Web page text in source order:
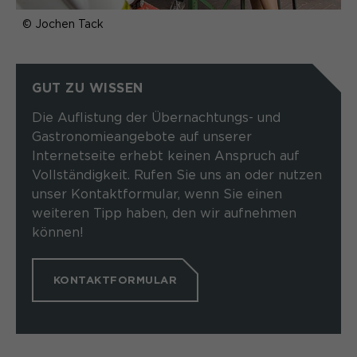
© Jochen Tack
GUT ZU WISSEN
Die Auflistung der Übernachtungs- und
Gastronomieangebote auf unserer
Internetseite erhebt keinen Anspruch auf
Vollständigkeit. Rufen Sie uns an oder nutzen
unser Kontaktformular, wenn Sie einen
weiteren Tipp haben, den wir aufnehmen
können!
KONTAKTFORMULAR
Zweck
PHPs Standard Sitzungs- Identifikation
Anbieter TYPO3
Zweck
Dieser Cookie teilt der Webseite mit,
ob ein Besucher im Typo3-Backend
Name MATOMO_SESSID
Anbieter Matomo
Laufzeit
Zweck
Temporäre Session-ID, ohne